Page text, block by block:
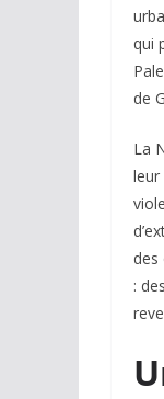
qui
de
La
leur
des
: